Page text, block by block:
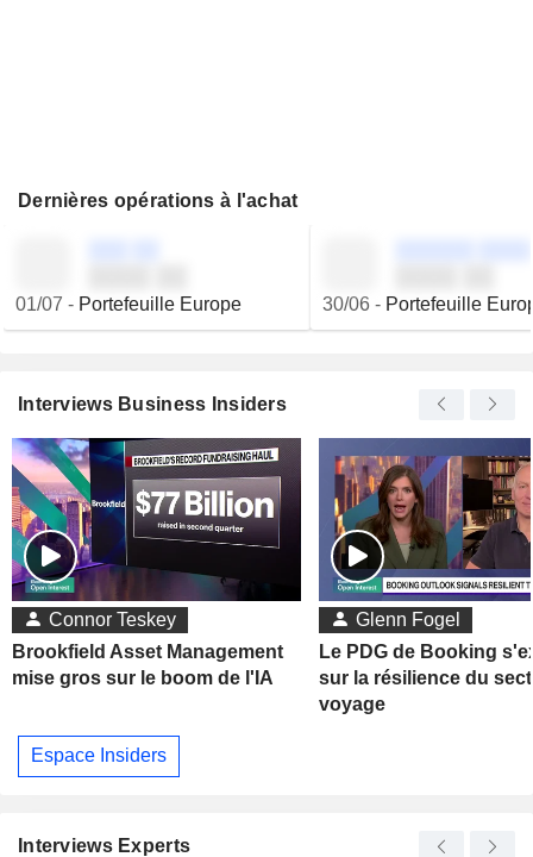
Dernières opérations à l'achat
01/07 - Portefeuille Europe 30/06- Portefeuille
Interviews Business Insiders
Connor Teskey
Brookfield Asset Management
mise gros sur le boom de l'IA
Glenn Fogel
Le PDG de Booking
sur la résilience du
voyage
Espace Insiders
Interviews Experts